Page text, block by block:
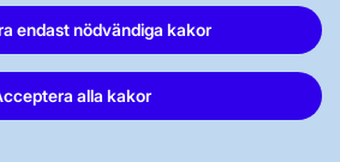
endast nödvändiga kakor
alla kakor
80 00
4284